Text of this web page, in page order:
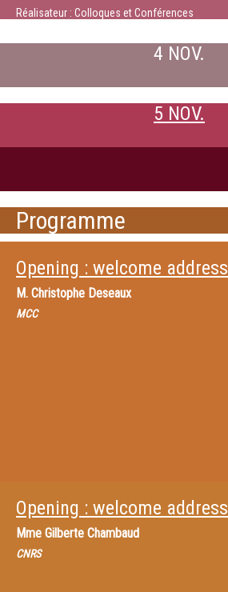
Réalisateur : Colloques et Conférences
4 NOV.
5 NOV.
Programme
Opening : welcome address
M. Christophe Deseaux
MCC
Opening : welcome address
Mme Gilberte Chambaud
CNRS